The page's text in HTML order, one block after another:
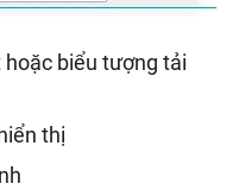
biểu tượng tải
thị